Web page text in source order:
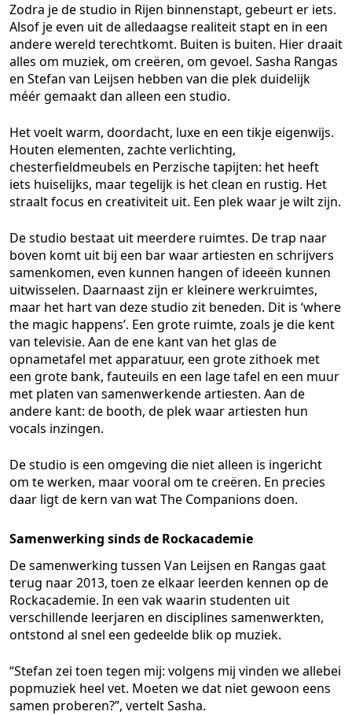
Zodra je de studio in Rijen binnenstapt, gebeurt er iets.
Alsof je even uit de alledaagse realiteit stapt en in een
andere wereld terechtkomt. Buiten is buiten. Hier draait
alles om muziek, om creëren, om gevoel. Sasha Rangas
en Stefan van Leijsen hebben van die plek duidelijk
méér gemaakt dan alleen een studio.
Het voelt warm, doordacht, luxe en een tikje eigenwijs.
Houten elementen, zachte verlichting,
chesterfieldmeubels en Perzische tapijten: het heeft
iets huiselijks, maar tegelijk is het clean en rustig. Het
straalt focus en creativiteit uit. Een plek waar je wilt zijn.
De studio bestaat uit meerdere ruimtes. De trap naar
boven komt uit bij een bar waar artiesten en schrijvers
samenkomen, even kunnen hangen of ideeën kunnen
uitwisselen. Daarnaast zijn er kleinere werkruimtes,
maar het hart van deze studio zit beneden. Dit is ‘where
the magic happens’. Een grote ruimte, zoals je die kent
van televisie. Aan de ene kant van het glas de
opnametafel met apparatuur, een grote zithoek met
een grote bank, fauteuils en een lage tafel en een muur
met platen van samenwerkende artiesten. Aan de
andere kant: de booth, de plek waar artiesten hun
vocals inzingen.
De studio is een omgeving die niet alleen is ingericht
om te werken, maar vooral om te creëren. En precies
daar ligt de kern van wat The Companions doen.
Samenwerking sinds de Rockacademie
De samenwerking tussen Van Leijsen en Rangas gaat
terug naar 2013, toen ze elkaar leerden kennen op de
Rockacademie. In een vak waarin studenten uit
verschillende leerjaren en disciplines samenwerkten,
ontstond al snel een gedeelde blik op muziek.
“Stefan zei toen tegen mij: volgens mij vinden we allebei
popmuziek heel vet. Moeten we dat niet gewoon eens
samen proberen?”, vertelt Sasha.